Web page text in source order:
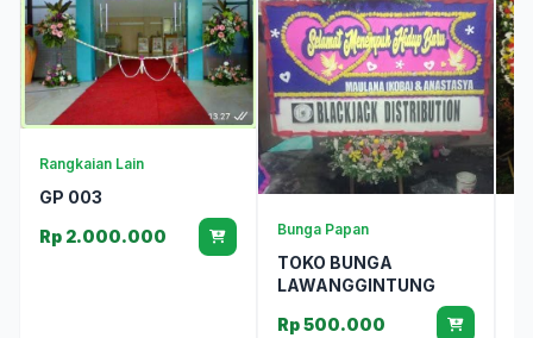
Rangkaian Lain
GP 003
Rp 2.000.000
Bunga Papan
TOKO BUNGA
LAWANGGINTUNG
Rp 500.000